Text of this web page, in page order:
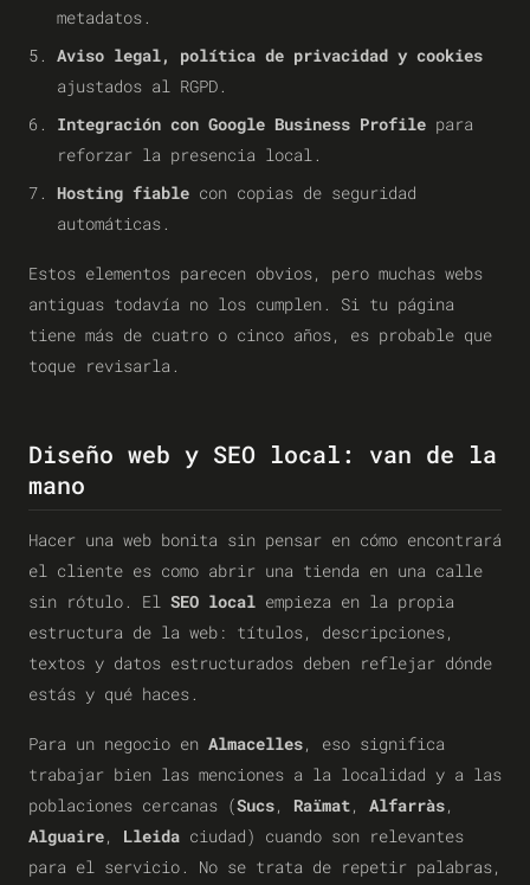
metadatos.
Aviso legal, política de privacidad y cookies
ajustados al RGPD.
Integración con Google Business Profile para
reforzar la presencia local.
Hosting fiable con copias de seguridad
automáticas.
Estos elementos parecen obvios, pero muchas webs
antiguas todavía no los cumplen. Si tu página
tiene más de cuatro o cinco años, es probable que
toque revisarla.
Diseño web y SEO local: van de la
mano
Hacer una web bonita sin pensar en cómo encontrará
el cliente es como abrir una tienda en una calle
sin rótulo. El SEO local empieza en la propia
estructura de la web: títulos, descripciones,
textos y datos estructurados deben reflejar dónde
estás y qué haces.
Para un negocio en Almacelles, eso significa
trabajar bien las menciones a la localidad y a las
poblaciones cercanas (Sucs, Raïmat, Alfarràs,
Alguaire, Lleida ciudad) cuando son relevantes
para el servicio. No se trata de repetir palabras,